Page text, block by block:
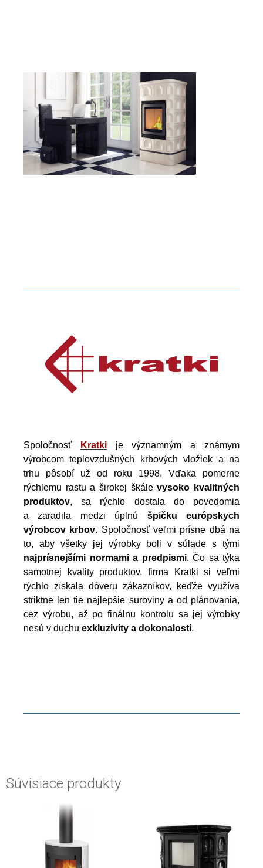
Spoločnosť Kratki
je významným a známym
výrobcom teplovzdušných krbových vložiek a na
trhu pôsobí už od roku 1998. Vďaka pomerne
rýchlemu rastu a širokej škálevysoko kvalitných
produktov, sa rýchlo dostala do povedomia
a zaradila medzi úplnú špičku európskych
výrobcov krbov. Spoločnosť veľmi prísne dbá na
to, aby všetky jej výrobky boli v súlade s tými
najprísnejšími normami a predpismi. Čo sa týka
samotnej kvality produktov, firma Kratki si veľmi
rýchlo získala dôveru zákazníkov, keďže využíva
striktne len tie najlepšie suroviny a od plánovania,
cez výrobu, až po finálnu kontrolu sa jej výrobky
nesú v duchu exkluzivity a dokonalosti.
Súvisiace produkty